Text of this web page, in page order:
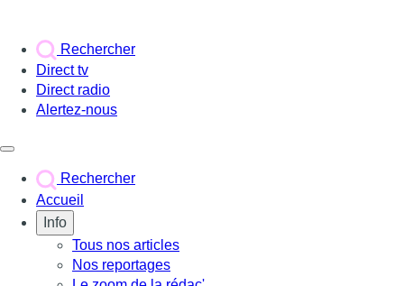
Rechercher
Direct tv
Direct radio
Alertez-nous
Rechercher
Accueil
Info
Tous nos articles
Nos reportages